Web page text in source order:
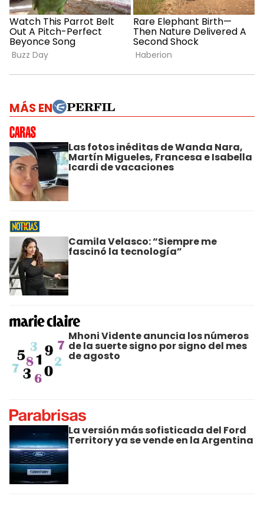
MÁS EN
Las fotos inéditas de Wanda Nara,
Martín Migueles, Francesa e Isabella
Icardi de vacaciones
Camila Velasco: “Siempre me
fascinó la tecnología”
Mhoni Vidente anuncia los números
de la suerte signo por signo del mes
de agosto
La versión más sofisticada del Ford
Territory ya se vende en la Argentina